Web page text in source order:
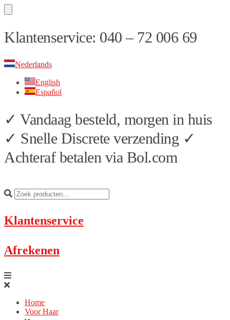
Skip
to
Skip
to
Klantenservice: 040 – 72 006 69
Nederlands
English
Español
✓ Vandaag besteld, morgen in huis
✓ Snelle Discrete verzending ✓
Achteraf betalen via Bol.com
Klantenservice
Afrekenen
Home
Voor Haar